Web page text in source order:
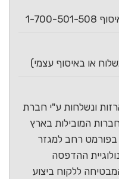
508
ונשלחות ע"י חברת
המובילות בארץ
בפורמט רחב למגזר
ההדפסה
ללקוח ביצוע